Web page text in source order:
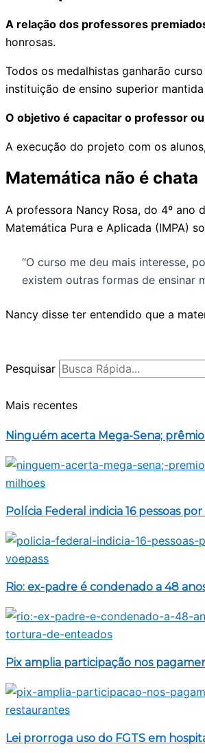
A relação dos professores
honrosas.
Todos os medalhistas ganharão
instituição de ensino superior
O objetivo é capacitar o professor
A execução do projeto com os
Matemática não é chata
A professora Nancy Rosa, do 4º
Matemática Pura e Aplicada (IMPA)
“O curso me deu mais interesse,
existem outras formas de ensinar
Nancy disse ter entendido que a
Pesquisar
Mais recentes
Ninguém acerta Mega-Sena;
Polícia Federal indicia 16 pessoas
Rio: ex-padre é condenado a 48
Pix amplia participação nos
Lei prorroga uso do FGTS em